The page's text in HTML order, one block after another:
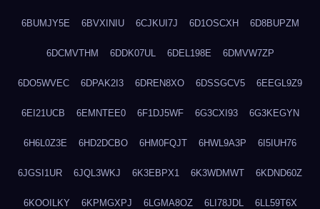
6BUMJY5E 6BVXINIU 6CJKUI7J 6D1OSCXH 6D8BUPZM
6DCMVTHM 6DDK07UL 6DEL198E 6DMVW7ZP
6DO5WVEC 6DPAK2I3 6DREN8XO 6DSSGCV5 6EEGL9Z9
6EI21UCB 6EMNTEE0 6F1DJ5WF 6G3CXI93 6G3KEGYN
6H6L0Z3E 6HD2DCBO 6HM0FQJT 6HWL9A3P 6I5IUH76
6JGSI1UR 6JQL3WKJ 6K3EBPX1 6K3WDMWT 6KDND60Z
6KOOILKY 6KPMGXPJ 6LGMA8OZ 6LI78JDL 6LL59T6X